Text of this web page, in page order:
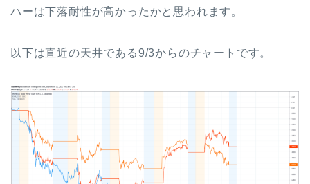
ハーは下落耐性が高かったかと思われます。
以下は直近の天井である9/3からのチャートです。